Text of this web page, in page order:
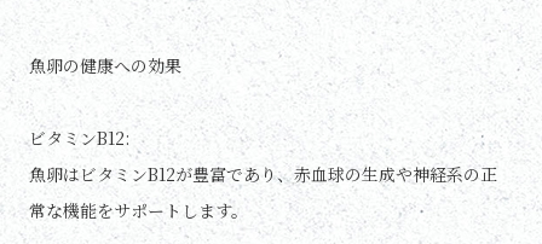
魚卵の健康への効果
ビタミンB12:
魚卵はビタミンB12が豊富であり、赤血球の生成や神経系の正
常な機能をサポートします。